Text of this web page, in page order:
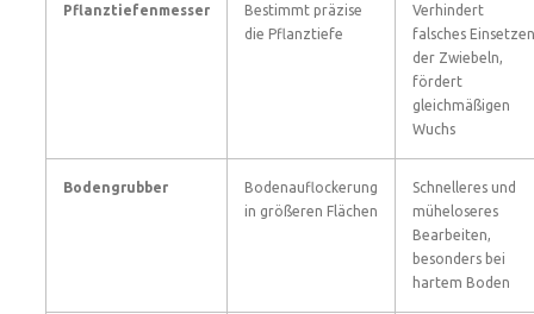
Pflanztiefenmesser
Bestimmt präzise
die Pflanztiefe
Verhindert
falsches Einsetzen
der Zwiebeln,
fördert
gleichmäßigen
Wuchs
Bodengrubber
Bodenauflockerung
in größeren Flächen
Schnelleres und
müheloseres
Bearbeiten,
besonders bei
hartem Boden